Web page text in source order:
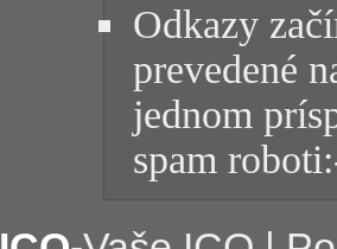
Odkazy
prevedené
jednom
spam